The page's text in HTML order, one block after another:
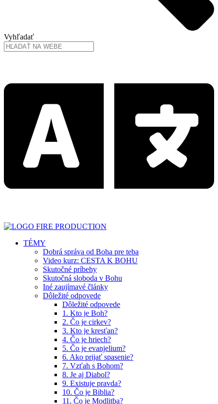
Vyhľadať
TÉMY
Dobrá správa od Boha pre teba
Video kurz: CESTA K BOHU
Skutočné príbehy
Skutočná sloboda v Bohu
Iné zaujímavé články
Dôležité odpovede
Dôležité odpovede
1. Kto je Boh?
2. Čo je cirkev?
3. Kto je kresťan?
4. Čo je hriech?
5. Čo je evanjelium?
6. Ako prijať spasenie?
7. Vzťah s Bohom?
8. Je aj Diabol?
9. Existuje pravda?
10. Čo je Biblia?
11. Čo je Modlitba?